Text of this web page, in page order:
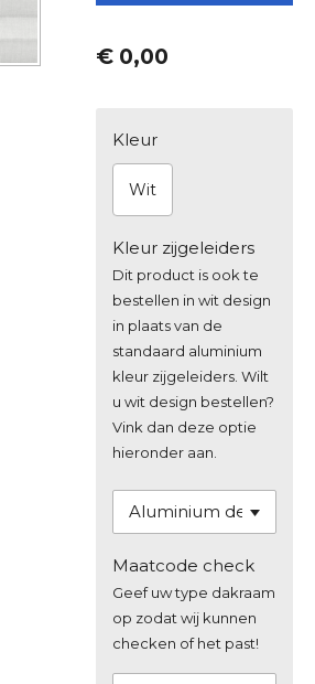
€ 0,00
Kleur
Wit
Kleur zijgeleiders
Dit product is ook te
bestellen in wit design
in plaats van de
standaard aluminium
kleur zijgeleiders. Wilt
u wit design bestellen?
Vink dan deze optie
hieronder aan.
Maatcode check
Geef uw type dakraam
op zodat wij kunnen
checken of het past!